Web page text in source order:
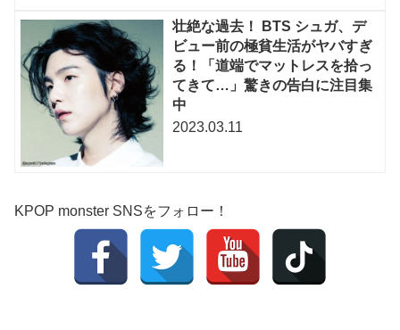
壮絶な過去！ BTS シュガ、デ
ビュー前の極貧生活がヤバすぎ
る！「道端でマットレスを拾っ
てきて…」驚きの告白に注目集
中
2023.03.11
KPOP monster SNSをフォロー！